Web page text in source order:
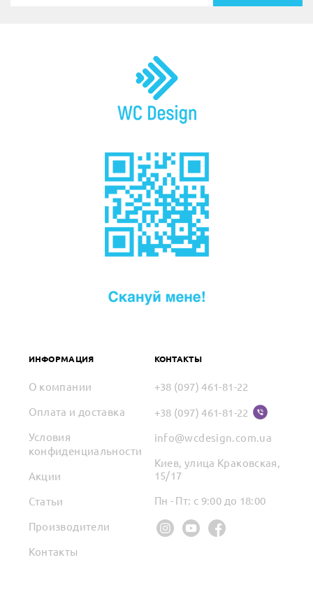
ИНФОРМАЦИЯ
О компании
Оплата и доставка
Условия
конфиденциальности
Акции
Статьи
Производители
Контакты
КОНТАКТЫ
+38 (097) 461-81-22
+38 (097) 461-81-22
info@wcdesign.com.ua
Киев, улица Краковская,
15/17
Пн - Пт: с 9:00 до 18:00